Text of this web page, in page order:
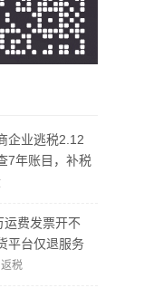
企业逃税2.12
7年账目，补税
亿元！
运费发票开不
平台仅退服务
成本拿不到怎么
税